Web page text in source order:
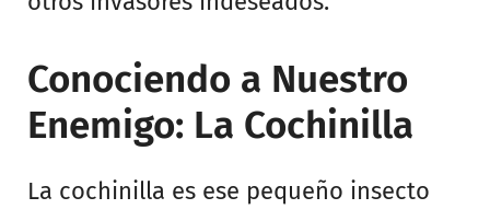
Conociendo a Nuestro
Enemigo: La Cochinilla
La cochinilla es ese pequeño insecto